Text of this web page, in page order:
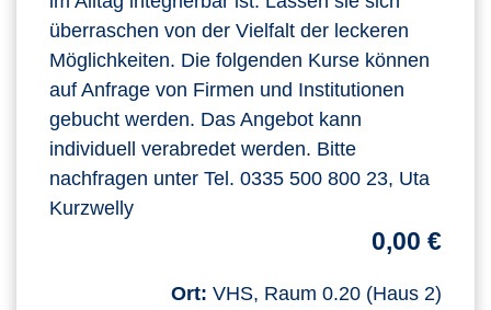
überraschen von der Vielfalt der leckeren
Möglichkeiten. Die folgenden Kurse können
auf Anfrage von Firmen und Institutionen
gebucht werden. Das Angebot kann
individuell verabredet werden. Bitte
nachfragen unter Tel. 0335 500 800 23, Uta
Kurzwelly
0,00 €
Ort: VHS, Raum 0.20 (Haus 2)